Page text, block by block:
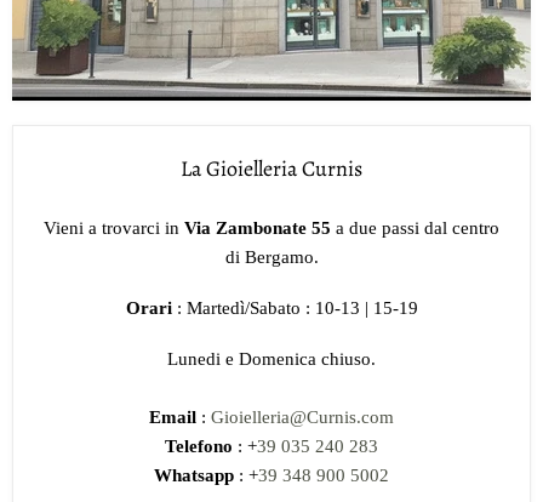
La Gioielleria Curnis
Vieni a trovarci in Via Zambonate 55 a due passi dal centro
di Bergamo.
Orari : Martedì/Sabato : 10-13 | 15-19
Lunedi e Domenica chiuso.
Email : Gioielleria@Curnis.com
Telefono : +39 035 240 283
Whatsapp : +39 348 900 5002